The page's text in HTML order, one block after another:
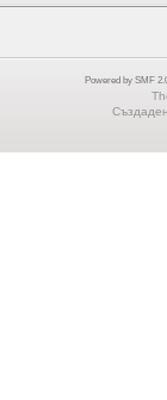
Powered by SMF